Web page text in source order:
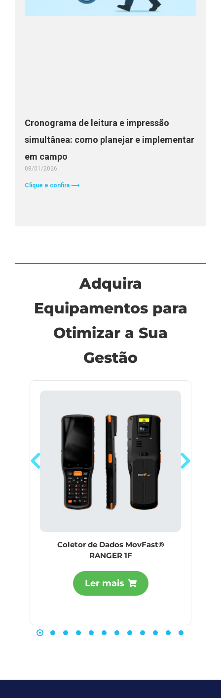
Cronograma de leitura e impressão
simultânea: como planejar e implementar
em campo
08/01/2026
Clique e confira ⟶
Adquira
Equipamentos para
Otimizar a Sua
Gestão
Coletor de Dados MovFast®
RANGER 1F
Ler mais